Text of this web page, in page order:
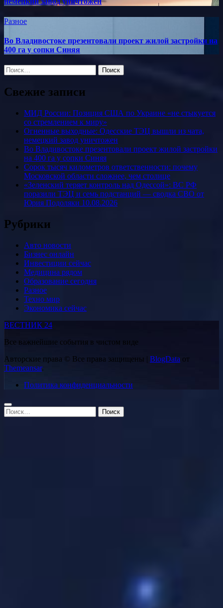
Разное
Во Владивостоке презентовали проект жилой застройки на
400 га у сопки Синяя
Найти:
Свежие записи
МИД России: Позиция США по Украине «не стыкуется
со стремлением к миру»
Огненные выходные: Одесские ТЭЦ вышли из чата,
немецкий завод уничтожен
Во Владивостоке презентовали проект жилой застройки
на 400 га у сопки Синяя
Сорок тысяч километров ответственности: почему
Московской области сложнее, чем столице
«Зеленский теряет контроль над Одессой»: ВС РФ
поразили ТЭЦ и семь подстанций — сводка СВО от
Юрия Подоляки 10.08.2026
Рубрики
Авто новости
Бизнес онлайн
Инвестиции сейчас
Медицина рядом
Образование сегодня
Разное
Техно мир
Экономика сейчас
ВЕСТНИК 24
Все важнейшие события в чистом виде
Авторские права © Все права защищены | BlogData от
Themeansar.
Политика конфиденциальности
Найти: